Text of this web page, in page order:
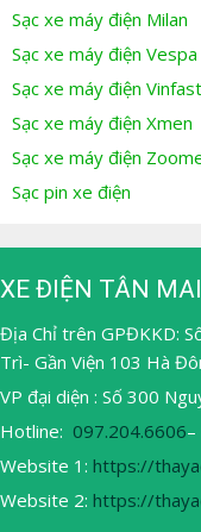
Sạc xe máy điện Milan
Sạc xe máy điện Vespa
Sạc xe máy điện Vinfast
Sạc xe máy điện Xmen
Sạc xe máy điện
Sạc pin xe điện
XE ĐIỆN TÂN MAI
Địa Chỉ trên GPĐKKD:
Trì- Gần Viện 103 Hà
VP đại diện : Số 300
Hotline: 097.204.6606–
Website 1: https://
Website 2: https://